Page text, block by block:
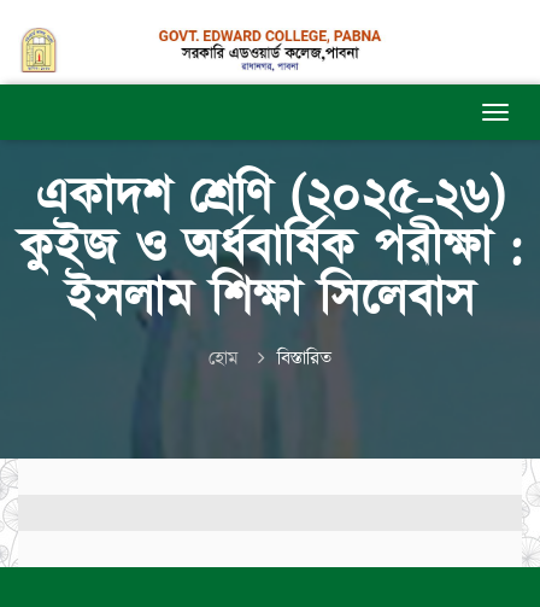
একাদশ শ্রেণি (২০২৫-২৬)
কুইজ ও অর্ধবার্ষিক পরীক্ষা :
ইসলাম শিক্ষা সিলেবাস
হোম বিস্তারিত